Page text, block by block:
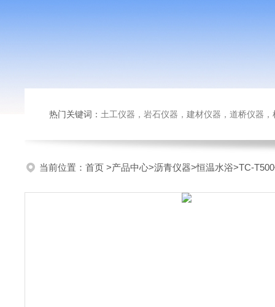
热门关键词： 土工仪器，岩石仪器，建材仪器，道桥仪器，检测
当前位置： 首页 >产品中心>沥青仪器>恒温水浴>TC-